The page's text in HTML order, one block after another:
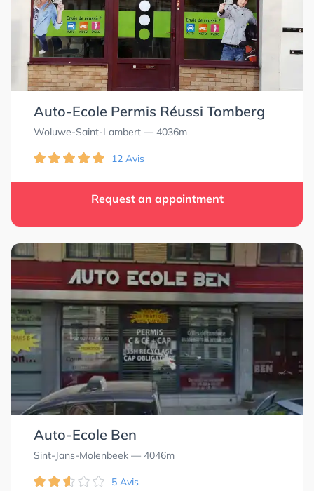
Auto-Ecole Permis Réussi Tomberg
Woluwe-Saint-Lambert — 4036m
12 Avis
Request an appointment
Auto-Ecole Ben
Sint-Jans-Molenbeek — 4046m
5 Avis